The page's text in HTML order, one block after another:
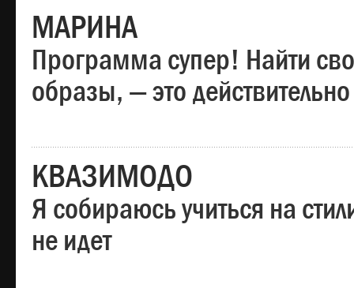
МАРИНА
Программа супер! Найти
образы, — это
КВАЗИМОДО
Я собираюсь учиться на
не идет